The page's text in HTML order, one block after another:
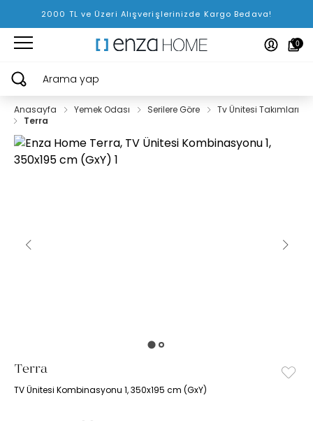
2000 TL ve Üzeri Alışverişlerinizde Kargo Bedava!
0
Arama yap
Anasayfa Yemek Odası Serilere Göre
Tv Ünitesi Takımları
Terra
Terra
TV Ünitesi Kombinasyonu 1, 350x195 cm (GxY)